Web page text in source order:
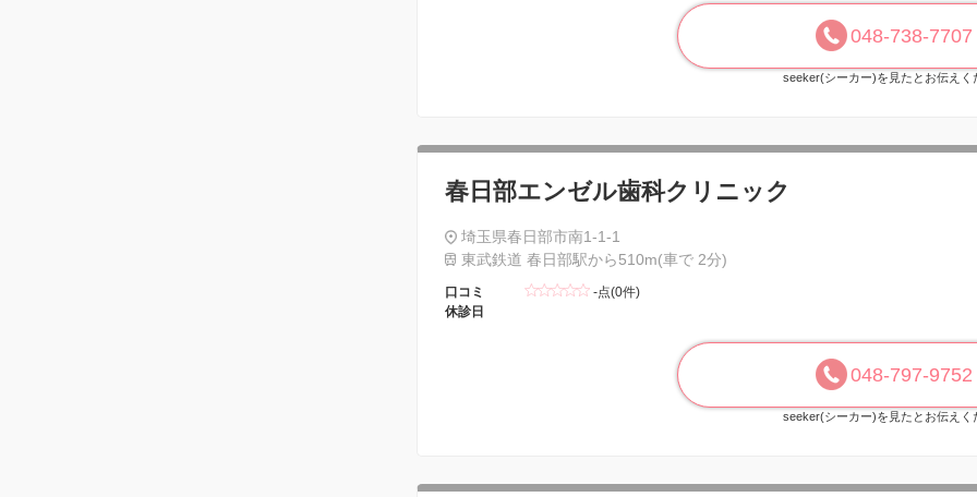
048-738-7707
seeker(シーカー)を見たとお伝えく
春日部エンゼル歯科クリニック
埼玉県春日部市南1-1-1
東武鉄道 春日部駅から510m(車で 2分)
口コミ
-点(0件)
休診日
048-797-9752
seeker(シーカー)を見たとお伝えく